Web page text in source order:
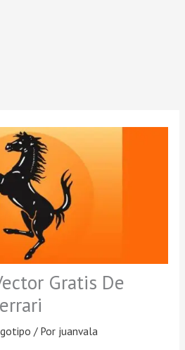
Gratis De
/ Por juanvala